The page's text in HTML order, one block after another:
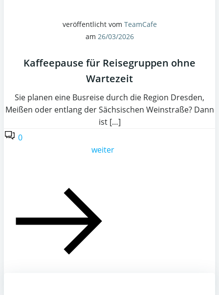
veröffentlicht vom TeamCafe
am 26/03/2026
Kaffeepause für Reisegruppen ohne
Wartezeit
Sie planen eine Busreise durch die Region Dresden,
Meißen oder entlang der Sächsischen Weinstraße? Dann
ist […]
0
weiter